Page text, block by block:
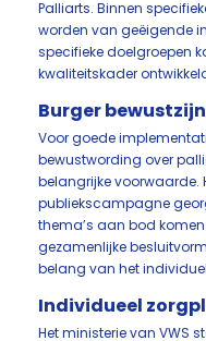
Palliarts. Binnen
worden van geëigende
specifieke doelgroepen
kwaliteitskader
Burger bewustzijn
Voor goede
bewustwording over
belangrijke voorwaarde.
publiekscampagne
thema’s aan bod
gezamenlijke
belang van het
Individueel
Het ministerie van VWS